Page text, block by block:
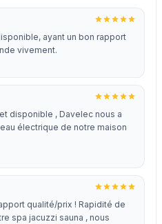
ayant un bon rapport
vivement.
disponible , Davelec nous a
électrique de notre maison
qualité/prix ! Rapidité de
spa jacuzzi sauna , nous